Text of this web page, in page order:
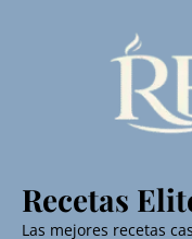
Recetas
Las mejores recetas